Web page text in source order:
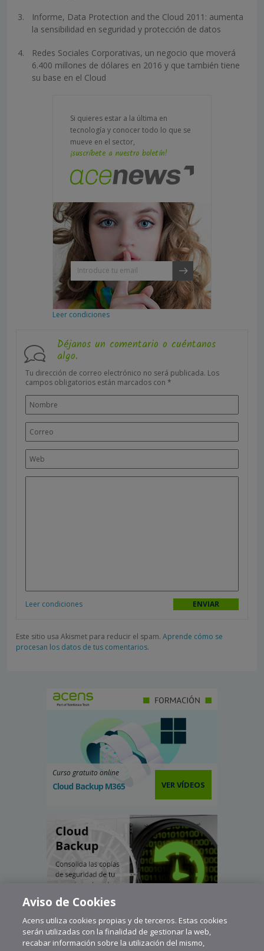
Informe, Data Protection and the Cloud 2011: aumenta
la sensibilidad en seguridad y protección de datos
Redes Sociales Corporativas, un negocio que moverá
6.400 millones de dólares en 2016 y que también tiene
su base en el Cloud
Si quieres estar a la última en
tecnología y conocer todo lo que se
mueve en el sector,
¡suscríbete a nuestro boletín!
Leer condiciones
Déjanos un comentario o cuéntanos
algo.
Tu dirección de correo electrónico no será publicada. Los
campos obligatorios están marcados con *
Leer condiciones
Este sitio usa Akismet para reducir el spam. Aprende cómo se
procesan los datos de tus comentarios.
Curso gratuito online
Cloud Backup M365 VER VÍDEOS
Aviso de Cookies
Acens utiliza cookies propias y de terceros. Estas cookies
serán utilizadas con la finalidad de gestionar la web,
recabar información sobre la utilización del mismo,